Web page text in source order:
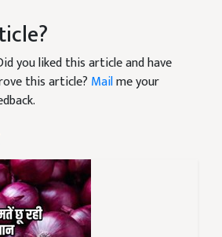
you liked this article and have
this article? Mailme your